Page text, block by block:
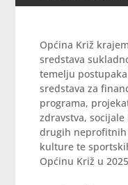
Općina Križ
sredstava
temelju
sredstava za
programa,
zdravstva,
drugih
kulture te
Općinu Križ u